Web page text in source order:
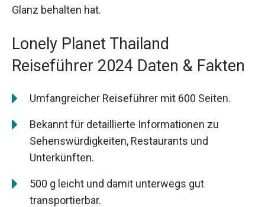
Glanz behalten hat.
Lonely Planet Thailand
Reiseführer 2024 Daten & Fakten
Umfangreicher Reiseführer mit 600 Seiten.
Bekannt für detaillierte Informationen zu
Sehenswürdigkeiten, Restaurants und
Unterkünften.
500 g leicht und damit unterwegs gut
transportierbar.